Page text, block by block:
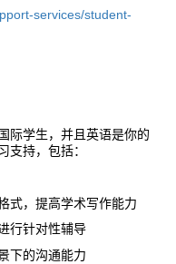
services/student-
际学生，并且英语是你的
支持，包括：
式，提高学术写作能力
行针对性辅导
下的沟通能力